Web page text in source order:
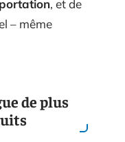
, et de
– même
de plus